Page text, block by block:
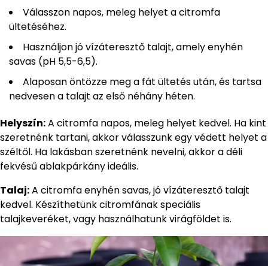
Válasszon napos, meleg helyet a citromfa
ültetéséhez.
Használjon jó vízáteresztő talajt, amely enyhén
savas (pH 5,5-6,5).
Alaposan öntözze meg a fát ültetés után, és tartsa
nedvesen a talajt az első néhány héten.
Helyszín:A citromfa napos, meleg helyet kedvel. Ha kint
szeretnénk tartani, akkor válasszunk egy védett helyet a
széltől. Ha lakásban szeretnénk nevelni, akkor a déli
fekvésű ablakpárkány ideális.
Talaj:A citromfa enyhén savas, jó vízáteresztő talajt
kedvel. Készíthetünk citromfának speciális
talajkeveréket, vagy használhatunk virágföldet is.